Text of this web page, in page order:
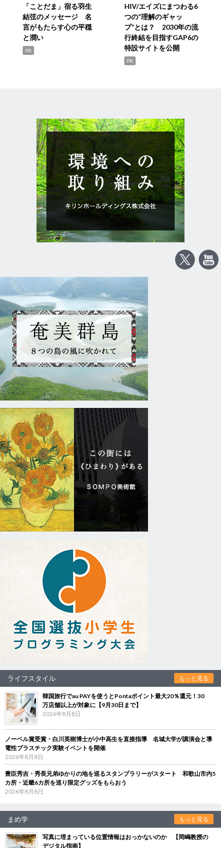
「ことだま」宿る羽生
結弦のメッセージ 名
言がもたらす心の平穏
と潤い
PR
HIV/エイズにまつわる6
つの“理解のギャッ
プ”とは？ 2030年の流
行終結を目指すGAP6の
特設サイトを公開
PR
ライフスタイル もっと見る
韓国旅行でau PAYを使うとPontaポイント最大20％還元！30
万店舗以上が対象に【9月30日まで】
2026年8月8日
ノーベル賞受賞・白川英樹博士が小中高生を直接指導 名城大学が講演会と導
電性プラスチック実験イベントを開催
2026年8月8日
豊臣秀吉・秀長兄弟ゆかりの地を巡るスタンプラリーがスタート 和歌山市内5
カ所・近畿6カ所を巡り限定グッズをもらおう
2026年8月8日
まめ学 もっと見る
写真に埋まっている位置情報はおっかないのか 【岡嶋教授の
デジタル指南】